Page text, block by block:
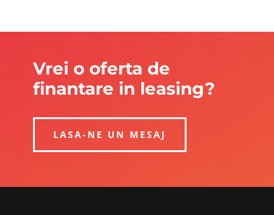
Vrei o oferta de
finantare in leasing?
LASA-NE UN MESAJ